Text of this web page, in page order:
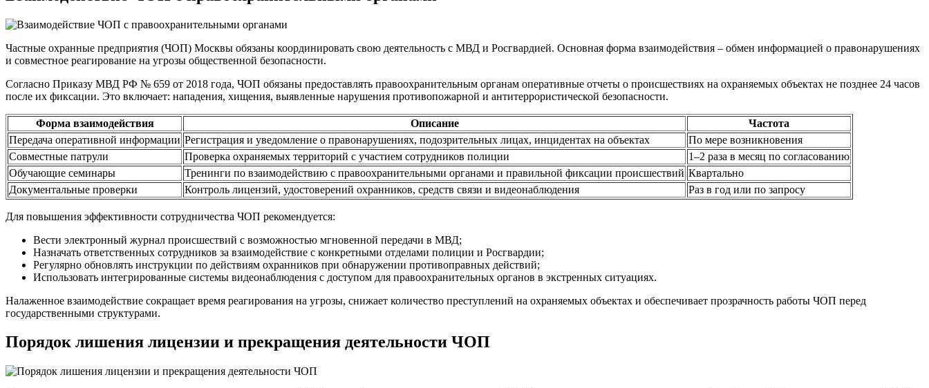
Частные охранные предприятия (ЧОП) Москвы обязаны координировать свою деятельность с МВД и Росгвардией. Основная форма взаимодействия – обмен информацией о правонарушениях
и совместное реагирование на угрозы общественной безопасности.
Согласно Приказу МВД РФ № 659 от 2018 года, ЧОП обязаны предоставлять правоохранительным органам оперативные отчеты о происшествиях на охраняемых объектах не позднее 24 часов
после их фиксации. Это включает: нападения, хищения, выявленные нарушения противопожарной и антитеррористической безопасности.
Форма взаимодействия Описание
Частота
Передача оперативной информации Регистрация и уведомление о правонарушениях, подозрительных лицах, инцидентах на объектах
По мере возникновения
Совместные патрули
Проверка охраняемых территорий с участием сотрудников полиции
1–2 раза в месяц по согласованию
Обучающие семинары
Тренинги по взаимодействию с правоохранительными органами и правильной фиксации происшествий Квартально
Документальные проверки
Контроль лицензий, удостоверений охранников, средств связи и видеонаблюдения Раз в год или по запросу
Для повышения эффективности сотрудничества ЧОП рекомендуется:
Вести электронный журнал происшествий с возможностью мгновенной передачи в МВД;
Назначать ответственных сотрудников за взаимодействие с конкретными отделами полиции и Росгвардии;
Регулярно обновлять инструкции по действиям охранников при обнаружении противоправных действий;
Использовать интегрированные системы видеонаблюдения с доступом для правоохранительных органов в экстренных ситуациях.
Налаженное взаимодействие сокращает время реагирования на угрозы, снижает количество преступлений на охраняемых объектах и обеспечивает прозрачность работы ЧОП перед
государственными структурами.
Порядок лишения лицензии и прекращения деятельности ЧОП